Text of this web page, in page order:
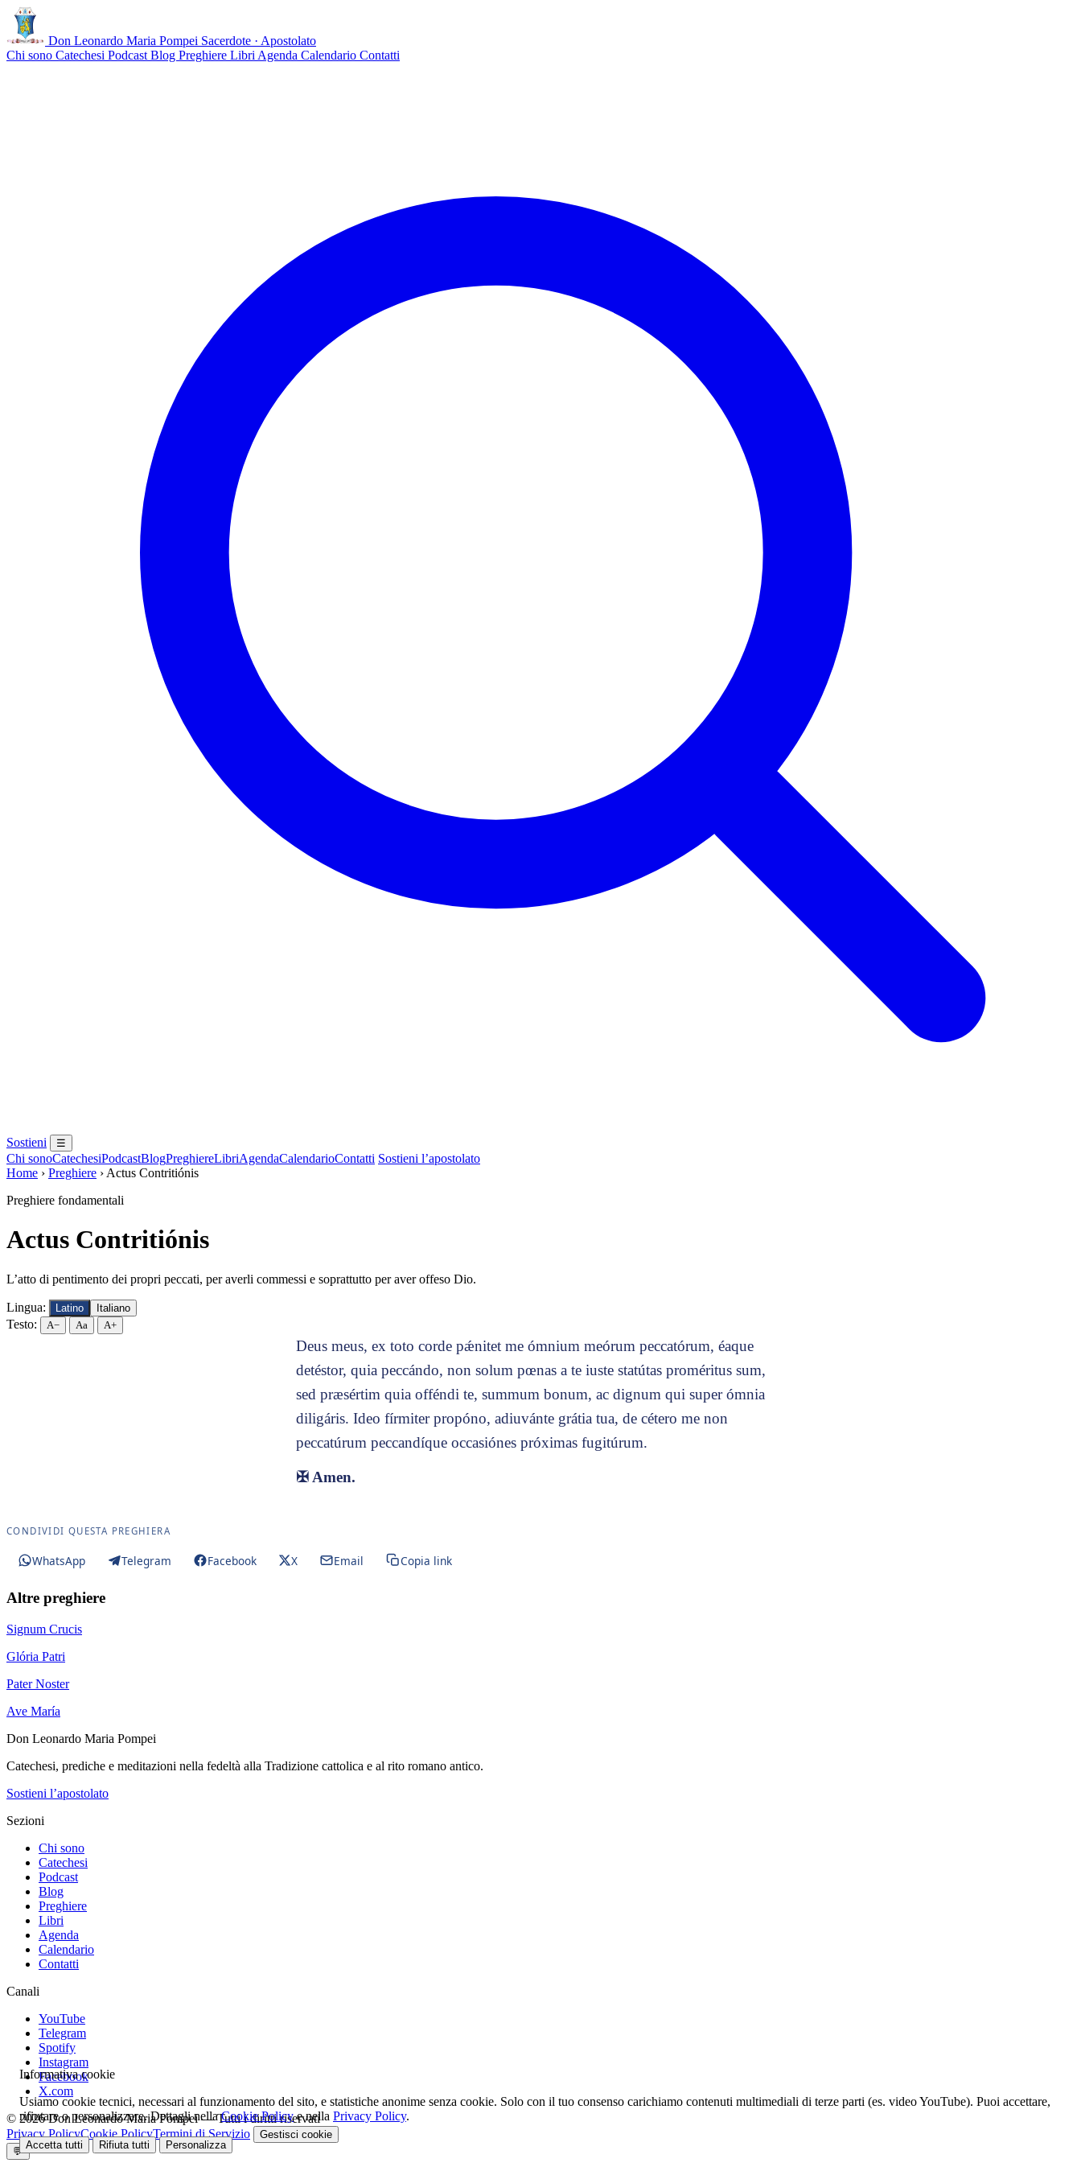
Don Leonardo Maria Pompei Sacerdote · Apostolato
Chi sono Catechesi Podcast Blog Preghiere Libri Agenda Calendario Contatti
Sostieni ☰
Chi sonoCatechesiPodcastBlogPreghiereLibriAgendaCalendarioContatti Sostieni l’apostolato
Home › Preghiere › Actus Contritiónis
Preghiere fondamentali
Actus Contritiónis
L’atto di pentimento dei propri peccati, per averli commessi e soprattutto per aver offeso Dio.
Lingua: Latino Italiano
Testo: A− Aa A+
Deus meus, ex toto corde pǽnitet me ómnium meórum peccatórum, éaque
detéstor, quia peccándo, non solum pœnas a te iuste statútas proméritus sum,
sed præsértim quia offéndi te, summum bonum, ac dignum qui super ómnia
diligáris. Ideo fírmiter propóno, adiuvánte grátia tua, de cétero me non
peccatúrum peccandíque occasiónes próximas fugitúrum.
✠Amen.
CONDIVIDI QUESTA PREGHIERA
WhatsApp Telegram Facebook X Email Copia link
Altre preghiere
Signum Crucis
Glória Patri
Pater Noster
Ave María
Don Leonardo Maria Pompei
Catechesi, prediche e meditazioni nella fedeltà alla Tradizione cattolica e al rito romano antico.
Sostieni l’apostolato
Sezioni
Chi sono
Catechesi
Podcast
Blog
Preghiere
Libri
Agenda
Calendario
Contatti
Canali
YouTube
Telegram
Spotify
Instagram
Facebook
X.com
© 2026 Don Leonardo Maria Pompei — Tutti i diritti riservati
Privacy PolicyCookie PolicyTermini di Servizio Gestisci cookie
Informativa cookie
Usiamo cookie tecnici, necessari al funzionamento del sito, e statistiche anonime senza cookie. Solo con il tuo consenso carichiamo contenuti multimediali di terze parti (es. video YouTube). Puoi accettare,
rifiutare o personalizzare. Dettagli nellaCookie Policye nella Privacy Policy.
Accetta tutti Rifiuta tutti Personalizza
💬